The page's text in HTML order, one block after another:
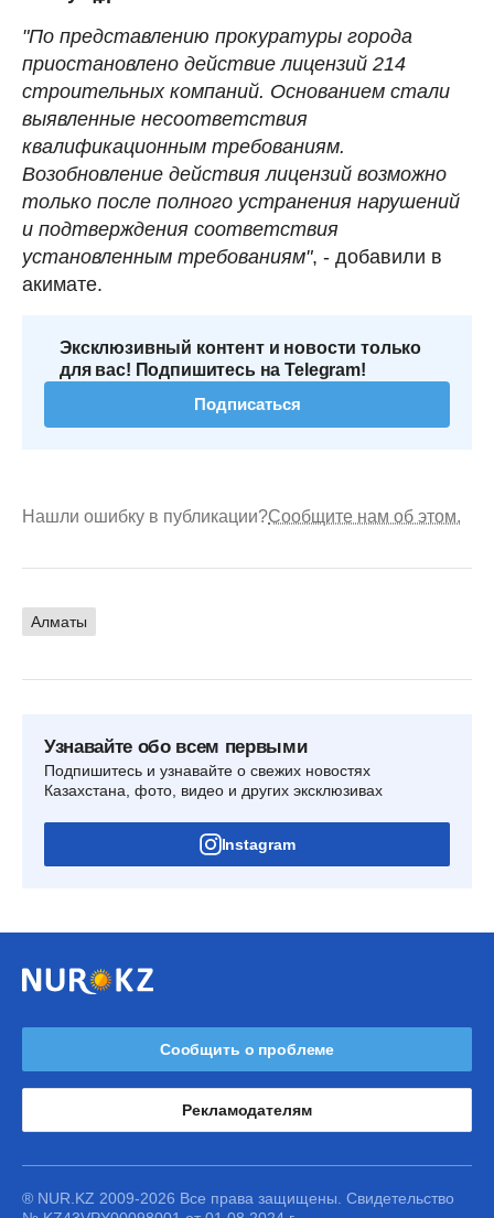
"По представлению прокуратуры города
приостановлено действие лицензий 214
строительных компаний. Основанием стали
выявленные несоответствия
квалификационным требованиям.
Возобновление действия лицензий возможно
только после полного устранения нарушений
и подтверждения соответствия
установленным требованиям", - добавили в
акимате.
Эксклюзивный контент и новости только
для вас! Подпишитесь на Telegram!
Подписаться
Нашли ошибку в публикации?Сообщите нам об этом.
Алматы
Узнавайте обо всем первыми
Подпишитесь и узнавайте о свежих новостях
Казахстана, фото, видео и других эксклюзивах
Instagram
Сообщить о проблеме
Рекламодателям
® NUR.KZ 2009-2026 Все права защищены. Свидетельство